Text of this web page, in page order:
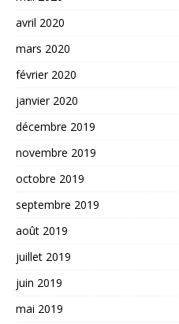
avril 2020
mars 2020
février 2020
janvier 2020
décembre 2019
novembre 2019
octobre 2019
septembre 2019
août 2019
juillet 2019
juin 2019
mai 2019